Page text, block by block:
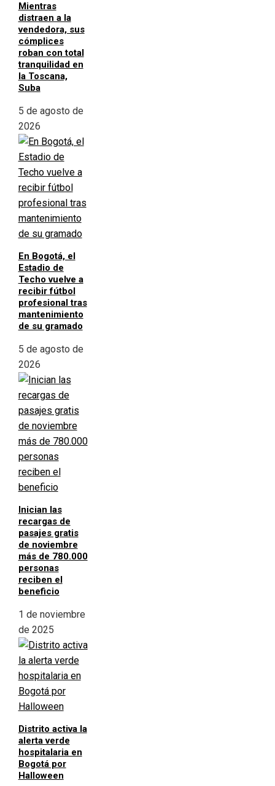
Mientras
distraen a la
vendedora, sus
cómplices
roban con total
tranquilidad en
la Toscana,
Suba
5 de agosto de
2026
En Bogotá, el
Estadio de
Techo vuelve a
recibir fútbol
profesional tras
mantenimiento
de su gramado
5 de agosto de
2026
Inician las
recargas de
pasajes gratis
de noviembre
más de 780.000
personas
reciben el
beneficio
1 de noviembre
de 2025
Distrito activa la
alerta verde
hospitalaria en
Bogotá por
Halloween